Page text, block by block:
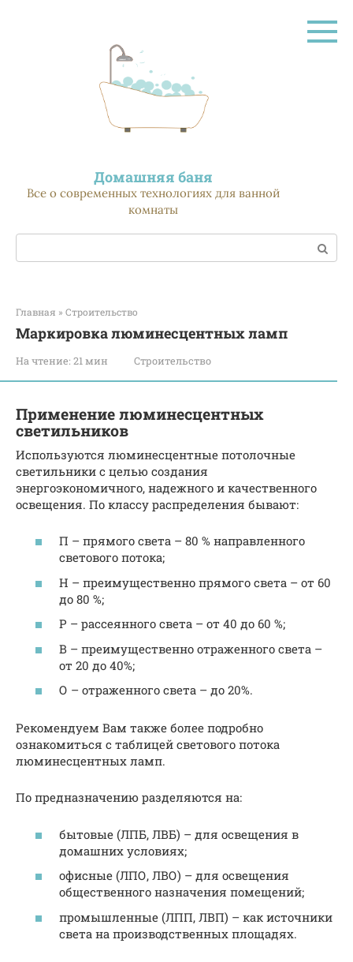
Домашняя баня
Все о современных технологиях для ванной
комнаты
Поиск:
Главная » Строительство
Маркировка люминесцентных ламп
На чтение: 21 мин Строительство
Применение люминесцентных
светильников
Используются люминесцентные потолочные
светильники с целью создания
энергоэкономичного, надежного и качественного
освещения. По классу распределения бывают:
П – прямого света – 80 % направленного
светового потока;
Н – преимущественно прямого света – от 60
до 80 %;
Р – рассеянного света – от 40 до 60 %;
В – преимущественно отраженного света –
от 20 до 40%;
О – отраженного света – до 20%.
Рекомендуем Вам также более подробно
ознакомиться с таблицей светового потока
люминесцентных ламп.
По предназначению разделяются на:
бытовые (ЛПБ, ЛВБ) – для освещения в
домашних условиях;
офисные (ЛПО, ЛВО) – для освещения
общественного назначения помещений;
промышленные (ЛПП, ЛВП) – как источники
света на производственных площадях.